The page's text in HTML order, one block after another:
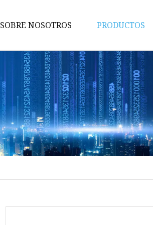
SOBRE NOSOTROS PRODUCTOS
Escultor de
Ropa
Ropa
bragas de
Camisola
Top de
Faja